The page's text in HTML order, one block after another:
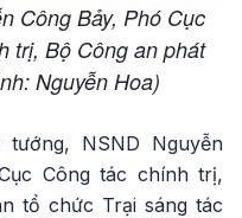
Công Bảy, Phó Cục
trị, Bộ Công an phát
Nguyễn Hoa)
NSND Nguyễn
Công tác chính trị,
tổ chức Trại sáng tác